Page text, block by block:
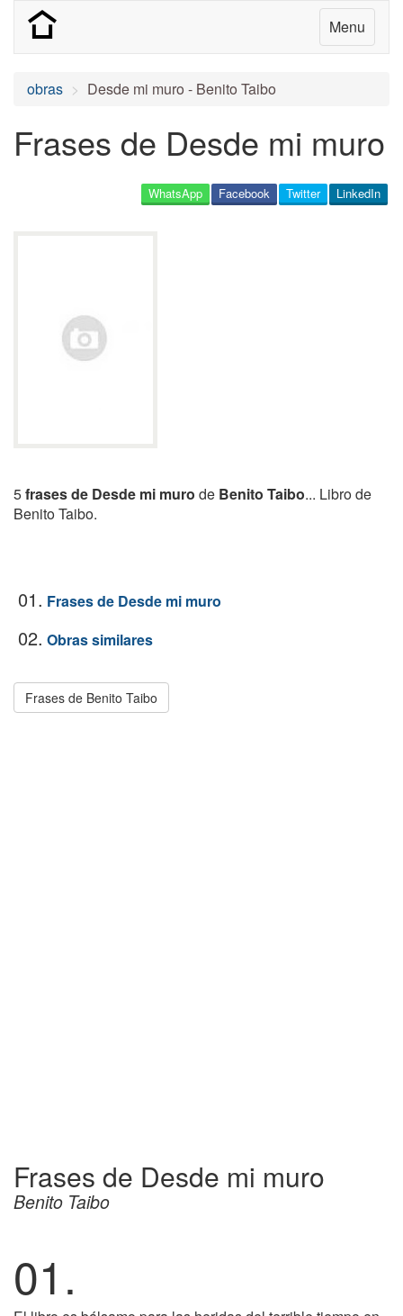
Menu
obras Desde mi muro - Benito Taibo
Frases de Desde mi muro
LinkedIn
Twitter
Facebook
WhatsApp
5frases de Desde mi muro de Benito Taibo... Libro de
Benito Taibo.
01. Frases de Desde mi muro
02. Obras similares
Frases de Benito Taibo
Frases de Desde mi muro
Benito Taibo
01.